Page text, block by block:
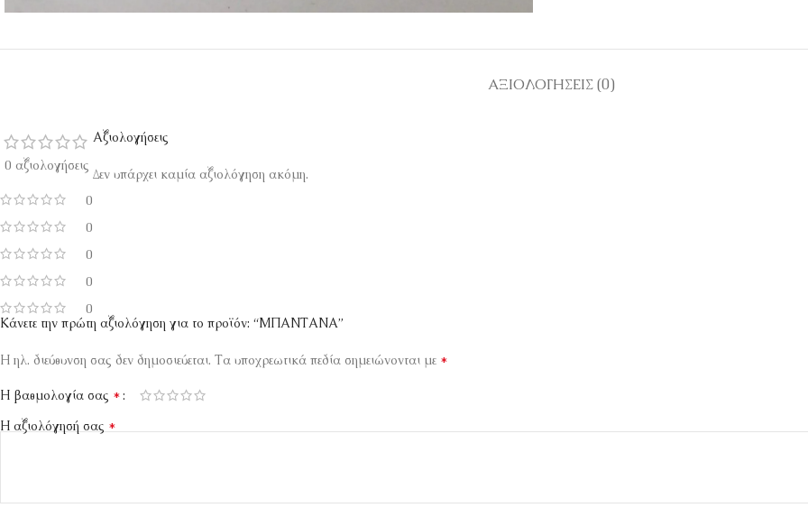
ΑΞΙΟΛΟΓΉΣΕΙΣ (0)
0 αξιολογήσεις
0
0
0
0
0
Αξιολογήσεις
Δεν υπάρχει καμία αξιολόγηση ακόμη.
Κάνετε την πρώτη αξιολόγηση για το προϊόν: “ΜΠΑΝΤΑΝΑ”
Η ηλ. διεύθυνση σας δεν δημοσιεύεται. Τα υποχρεωτικά πεδία σημειώνονται με *
Η βαθμολογία σας *
Η αξιολόγησή σας *